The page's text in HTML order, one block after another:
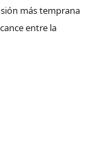
más temprana
entre la